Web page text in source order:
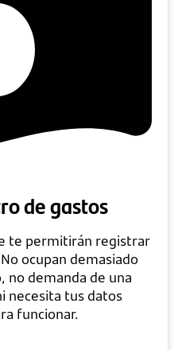
de gastos
te permitirán registrar
ocupan demasiado
no demanda de una
necesita tus datos
funcionar.